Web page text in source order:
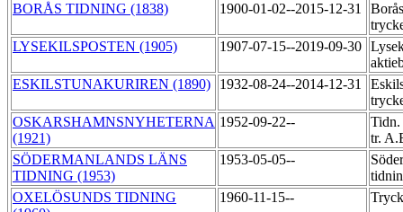
BORÅS TIDNING (1838)
1900-01-02--2015-12-31
LYSEKILSPOSTEN (1905)
1907-07-15--2019-09-30
ESKILSTUNAKURIREN (1890)
1932-08-24--2014-12-31
OSKARSHAMNSNYHETERNA
(1921)
1952-09-22--
Tidn.
tr.
SÖDERMANLANDS LÄNS
TIDNING (1953)
1953-05-05--
OXELÖSUNDS TIDNING
1960-11-15--